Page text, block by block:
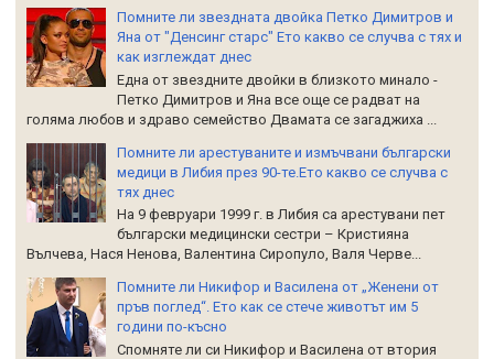
Помните ли звездната двойка Петко Димитров и
Яна от "Денсинг старс" Ето какво се случва с тях и
как изглеждат днес
Една от звездните двойки в близкото минало -
Петко Димитров и Яна все още се радват на
голяма любов и здраво семейство Двамата се загаджиха ...
Помните ли арестуваните и измъчвани български
медици в Либия през 90-те.Ето какво се случва с
тях днес
На 9 февруари 1999 г. в Либия са арестувани пет
български медицински сестри – Кристияна
Вълчева, Нася Ненова, Валентина Сиропуло, Валя Черве...
Помните ли Никифор и Василена от „Женени от
пръв поглед“. Ето как се стече животът им 5
години по-късно
Спомняте ли си Никифор и Василена от втория